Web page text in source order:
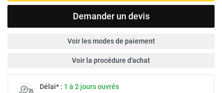
Demander un devis
Voir les modes de paiement
Voir la procédure d'achat
Délai* : 1 à 2 jours ouvrés